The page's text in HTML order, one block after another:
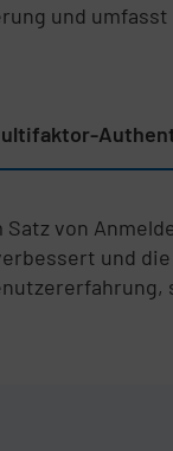
und umfasst
von
und